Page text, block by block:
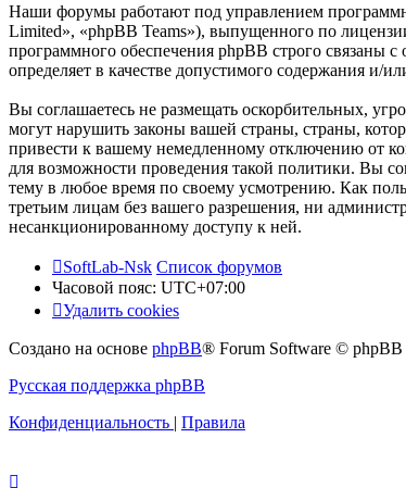
Наши форумы работают под управлением
Limited», «phpBB Teams»), выпущенного по
программного обеспечения phpBB строго связаны
определяет в качестве допустимого содержания и/
Вы соглашаетесь не размещать оскорбительных,
могут нарушить законы вашей страны, страны,
привести к вашему немедленному отключению от
для возможности проведения такой политики. Вы
тему в любое время по своему усмотрению. Как
третьим лицам без вашего разрешения, ни
несанкционированному доступу к ней.
SoftLab-Nsk Список форумов
Часовой пояс: UTC+07:00
Удалить cookies
Создано на основе phpBB® Forum Software © phpBB
Русская поддержка phpBB
Конфиденциальность | Правила